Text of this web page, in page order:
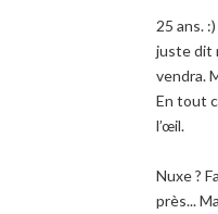
25 ans.
juste dit
vendra.
En tout
l’œil.
Nuxe ?
près...